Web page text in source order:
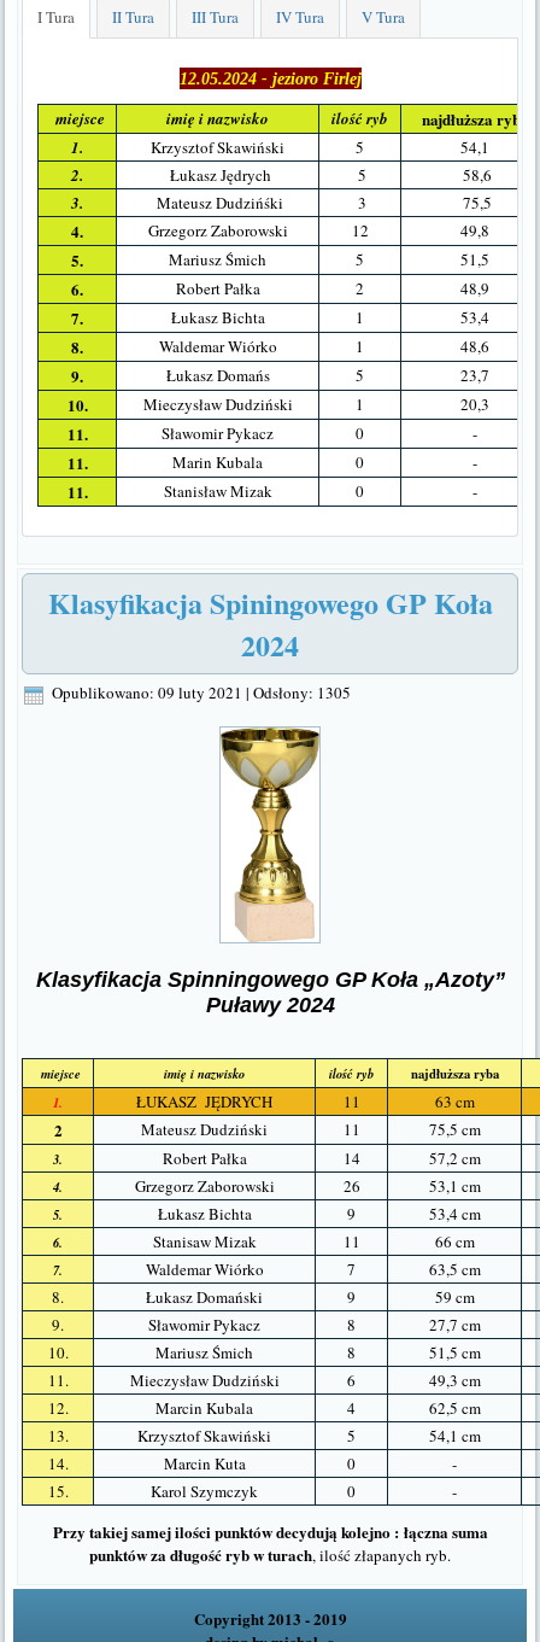
I Tura II Tura III Tura IV Tura V Tura
12.05.2024 - jezioro Firlej
miejsce imię i nazwisko ilość ryb najdłuższa ryba
1. Krzysztof Skawiński 5
54,1
2.
Łukasz Jędrych 5
58,6
3.
Mateusz Dudzińśki 3 75,5
4. Grzegorz Zaborowski 12 49,8
5. Mariusz Śmich 5 51,5
6. Robert Pałka 2 48,9
7. Łukasz Bichta 1 53,4
8. Waldemar Wiórko 1 48,6
9. Łukasz Domańs 5 23,7
10. Mieczysław Dudziński 1 20,3
11. Sławomir Pykacz 0 -
11. Marin Kubala 0 -
11. Stanisław Mizak 0 -
Klasyfikacja Spiningowego GP Koła
2024
Opublikowano: 09 luty 2021 |Odsłony: 1305
Klasyfikacja Spinningowego GP Koła „Azoty”
Puławy 2024
miejsce imię i nazwisko ilość ryb najdłuższa ryba
1. ŁUKASZ JĘDRYCH 11 63 cm
2 Mateusz Dudziński 11 75,5 cm
3. Robert Pałka 14 57,2 cm
4. Grzegorz Zaborowski 26 53,1 cm
5. Łukasz Bichta 9 53,4 cm
6. Stanisaw Mizak 11 66 cm
7. Waldemar Wiórko 7
63,5 cm
8.
Łukasz Domański 9
59 cm
9.
Sławomir Pykacz 8
27,7 cm
10.
Mariusz Śmich 8
51,5 cm
11.
Mieczysław Dudziński 6
49,3 cm
12.
Marcin Kubala 4
62,5 cm
13.
Krzysztof Skawiński 5
54,1 cm
14.
Marcin Kuta 0
-
15.
Karol Szymczyk 0 -
Przy takiej samej ilości punktów decydują kolejno : łączna suma
punktów za długość ryb w turach, ilość złapanych ryb.
Copyright 2013 - 2019